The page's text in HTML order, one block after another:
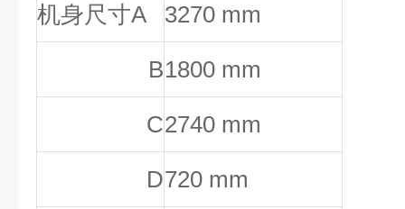
机身尺寸A 3270 mm
B1800 mm
C2740 mm
D720 mm